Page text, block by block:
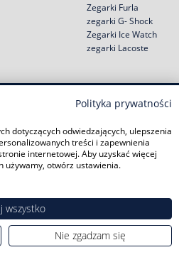
Zegarki Furla
zegarki G- Shock
Zegarki Ice Watch
zegarki Lacoste
Reklamacje
Regulamin
Jak kupić na raty?
Zużyty sprzęt
Polityka prywatności
dotyczących odwiedzających, ulepszenia
treści i zapewnienia
internetowej. Aby uzyskać więcej
używamy, otwórz ustawienia.
wszystko
Nie zgadzam się